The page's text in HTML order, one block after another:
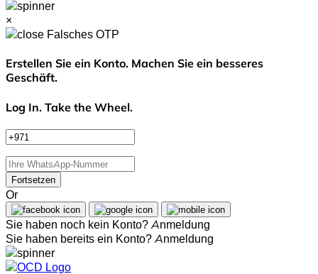
×
Falsches OTP
Erstellen Sie ein Konto. Machen Sie ein besseres
Geschäft.
Log In. Take the Wheel.
Fortsetzen
Or
Sie haben noch kein Konto? Anmeldung
Sie haben bereits ein Konto? Anmeldung